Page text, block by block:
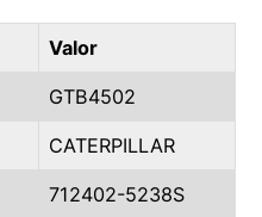
Valor
GTB4502
CATERPILLAR
712402-5238S